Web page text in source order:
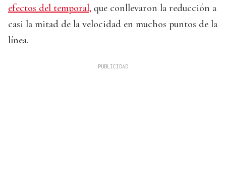
efectos del temporal, que conllevaron la reducción a
casi la mitad de la velocidad en muchos puntos de la
línea.